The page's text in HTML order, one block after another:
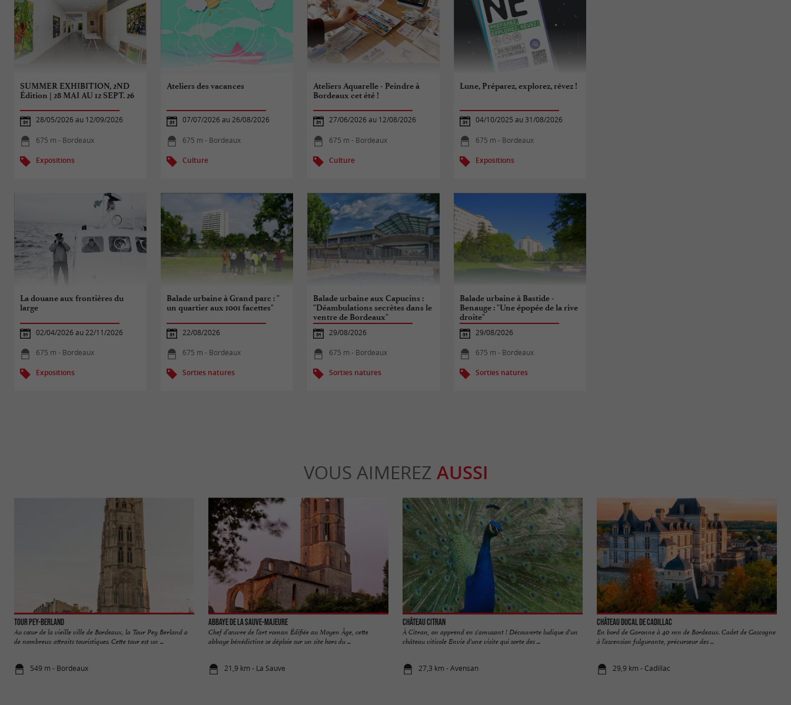
SUMMER EXHIBITION, 2ND
Édition | 28 MAI AU 12 SEPT. 26
28/05/2026 au 12/09/2026
675 m - Bordeaux
Expositions
Ateliers des vacances
07/07/2026 au 26/08/2026
675 m - Bordeaux
Culture
Ateliers Aquarelle - Peindre à
Bordeaux cet été !
27/06/2026 au 12/08/2026
675 m - Bordeaux
Culture
Lune, Préparez, explorez, rêvez !
04/10/2025 au 31/08/2026
675 m - Bordeaux
Expositions
La douane aux frontières du
large
02/04/2026 au 22/11/2026
675 m - Bordeaux
Expositions
Balade urbaine à Grand parc : "
un quartier aux 1001 facettes"
22/08/2026
675 m - Bordeaux
Sorties natures
Balade urbaine aux Capucins :
"Déambulations secrètes dans le
ventre de Bordeaux"
29/08/2026
675 m - Bordeaux
Sorties natures
Balade urbaine à Bastide -
Benauge : "Une épopée de la rive
droite"
29/08/2026
675 m - Bordeaux
Sorties natures
VOUS AIMEREZ AUSSI
Tour Pey-Berland
Au cœur de la vieille ville de Bordeaux, la Tour Pey Berland a
de nombreux attraits touristiques. Cette tour est un ...
549 m - Bordeaux
Abbaye de La Sauve-Majeure
Chef d’œuvre de l’art roman Édifiée au Moyen Âge, cette
abbaye bénédictine se déploie sur un site hors du ...
21,9 km - La Sauve
Château Citran
À Citran, on apprend en s'amusant ! Découverte ludique d'un
château viticole Envie d'une visite qui sorte des ...
27,3 km - Avensan
Château Ducal de Cadillac
En bord de Garonne à 40 mn de Bordeaux. Cadet de Gascogne
à l’ascension fulgurante, précurseur des ...
29,9 km - Cadillac